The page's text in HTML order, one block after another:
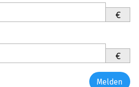
€
€
Melden